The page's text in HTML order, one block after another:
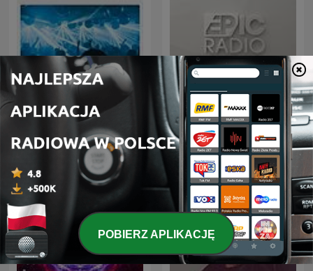
FG MIX ERIC PRYDZ – EPIC RADIO
POBIERZ APLIKACJĘ